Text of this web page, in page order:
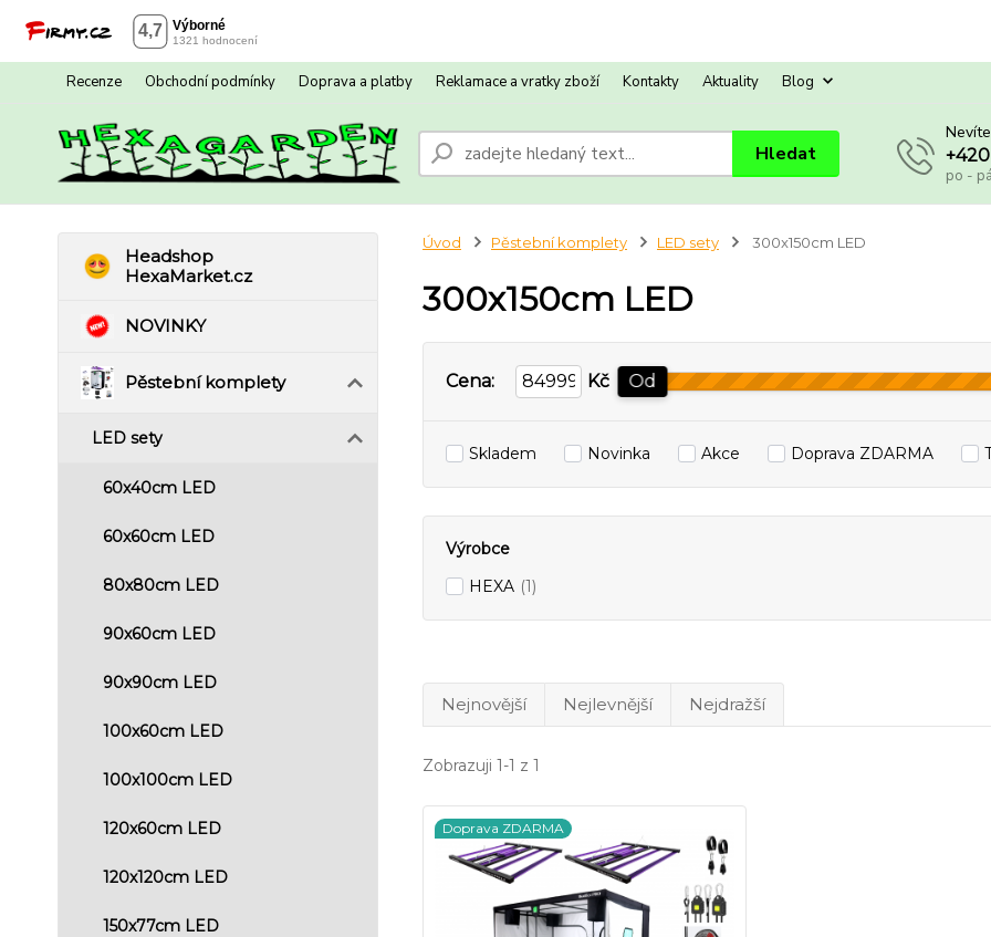
Recenze Obchodní podmínky Doprava a platby Reklamace a vratky zboží Kontakty Aktuality Blog
Hledat
po -
Headshop
HexaMarket.cz
NOVINKY
Pěstební komplety
LED sety
60x40cm LED
60x60cm LED
80x80cm LED
90x60cm LED
90x90cm LED
100x60cm LED
100x100cm LED
120x60cm LED
120x120cm LED
150x77cm LED
Úvod Pěstební komplety LED sety 300x150cm LED
300x150cm LED
Cena: Kč Od
Skladem Novinka Akce Doprava ZDARMA
Výrobce
HEXA (1)
Nejnovější Nejlevnější Nejdražší
Zobrazuji 1-1 z 1
Doprava ZDARMA